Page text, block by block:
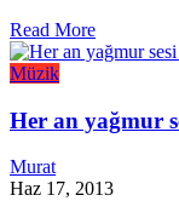
Read More
Müzik
Her an yağmur
Murat
Haz 17, 2013